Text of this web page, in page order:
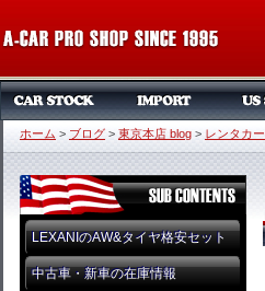
ホーム > ブログ > 東京本店 blog > レンタカー
LEXANIのAW&タイヤ格安セット
中古車・新車の在庫情報